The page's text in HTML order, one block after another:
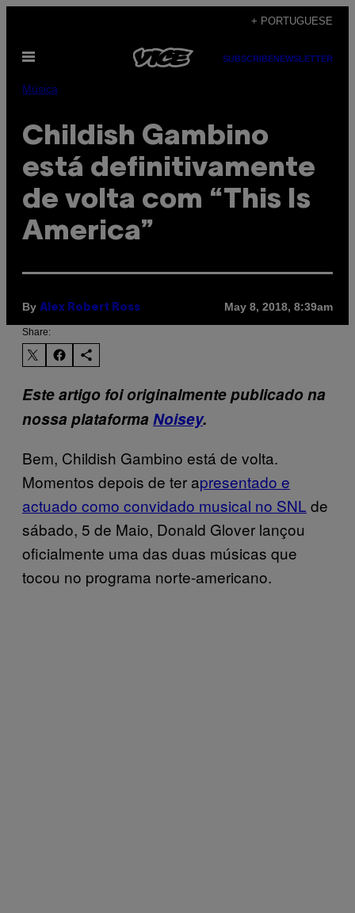
content
+ PORTUGUESE
Open
SUBSCRIBENEWSLETTER
Música
Childish Gambino
está definitivamente
de volta com “This Is
America”
By Alex Robert Ross May 8, 2018, 8:39am
Share:
Este artigo foi originalmente publicado na
nossa plataforma Noisey.
Bem, Childish Gambino está de volta.
Momentos depois de ter apresentado e
actuado como convidado musical no SNL de
sábado, 5 de Maio, Donald Glover lançou
oficialmente uma das duas músicas que
tocou no programa norte-americano.